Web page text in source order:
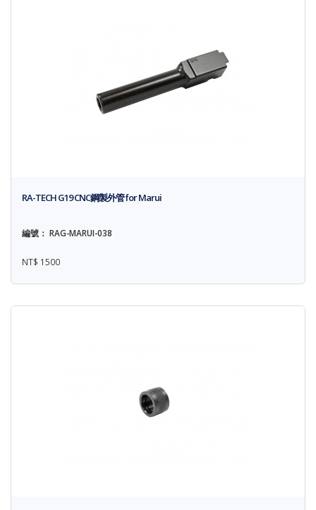
RA-TECH G19 CNC鋼製外管 for Marui
編號： RAG-MARUI-038
NT$ 1500